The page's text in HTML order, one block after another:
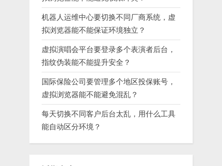
机器人运维中心要切换不同厂商系统，虚
拟浏览器能不能保证环境独立？
虚拟演唱会平台要登录多个表演者后台，
指纹伪装能不能提升安全？
国际保险公司要管理多个地区投保账号，
虚拟浏览器能不能避免混乱？
每天切换不同客户后台太乱，用什么工具
能自动区分环境？